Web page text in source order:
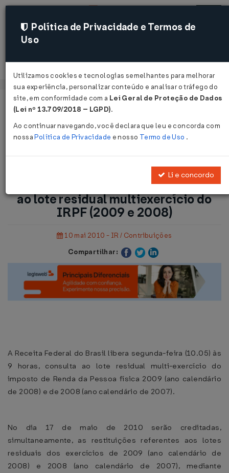
Acessar
Página Inicial
Notícias
multiexercício do IRPF (2009 e 2008)...
Voltar
Receita libera Hoje (10.05) consulta
ao lote residual multiexercício do
IRPF (2009 e 2008)
10 mai 2010 - IR / Contribuições
Compartilhar:
A Receita Federal do Brasil libera segunda-feira (10.05) às
9 horas, consulta ao lote residual multi-exercício do
imposto de Renda da Pessoa física 2009 (ano calendário
de 2008) e de 2008 (ano calendário de 2007).
No dia 17 de maio de 2010 serão creditadas,
simultaneamente, as restituições referentes aos lotes
residuais dos exercícios de 2009 (ano calendário de
2008) e 2008 (ano calendário de 2007), mediante
Política de Privacidade e Termos de
Uso
Utilizamos cookies e tecnologias semelhantes para melhorar
sua experiência, personalizar conteúdo e analisar o tráfego do
site, em conformidade com a Lei Geral de Proteção de Dados
(Lei nº 13.709/2018 – LGPD).
Ao continuar navegando, você declara que leu e concorda com
nossaPolítica de Privacidade e nosso Termo de Uso .
Li e concordo